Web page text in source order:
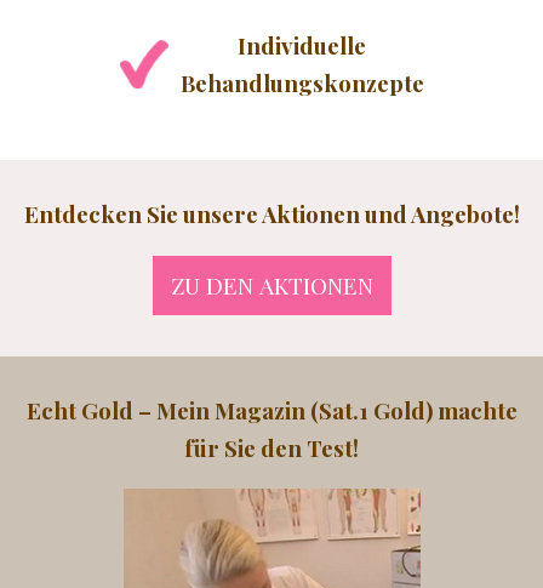
Individuelle
Behandlungskonzepte
Entdecken Sie unsere Aktionen und Angebote!
ZU DEN AKTIONEN
Echt Gold – Mein Magazin (Sat.1 Gold) machte
für Sie den Test!